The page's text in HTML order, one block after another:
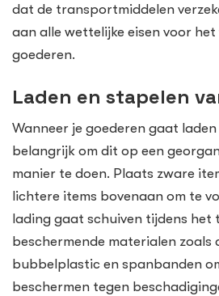
dat de transportmiddelen
aan alle wettelijke eisen voor het
goederen.
Laden en stapelen
Wanneer je goederen gaat
belangrijk om dit op een
manier te doen. Plaats zware
lichtere items bovenaan om te
lading gaat schuiven tijdens
beschermende materialen zoals
bubbelplastic en spanbanden
beschermen tegen